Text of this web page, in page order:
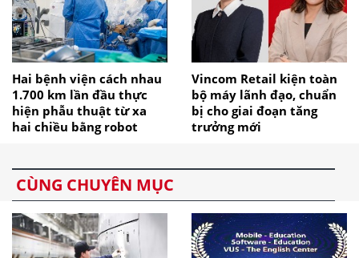
Hai bệnh viện cách nhau
1.700 km lần đầu thực
hiện phẫu thuật từ xa
hai chiều bằng robot
Vincom Retail kiện toàn
bộ máy lãnh đạo, chuẩn
bị cho giai đoạn tăng
trưởng mới
CÙNG CHUYÊN MỤC